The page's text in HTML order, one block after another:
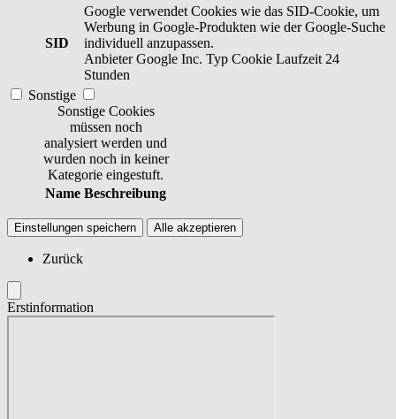
SID
Google verwendet Cookies wie das SID-Cookie, um
Werbung in Google-Produkten wie der Google-Suche
individuell anzupassen.
Anbieter Google Inc. Typ Cookie Laufzeit 24
Stunden
Sonstige
Sonstige Cookies
müssen noch
analysiert werden und
wurden noch in keiner
Kategorie eingestuft.
Name Beschreibung
Einstellungen speichern Alle akzeptieren
Zurück
Erstinformation